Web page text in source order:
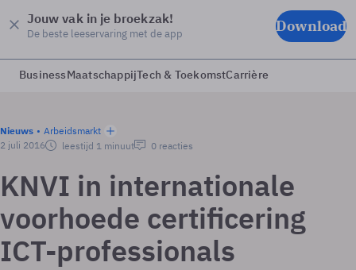
Jouw vak in je broekzak!
De beste leeservaring met de app Download
BusinessMaatschappijTech & ToekomstCarrière
Nieuws
Arbeidsmarkt
2 juli 2016
leestijd 1 minuut 0 reacties
KNVI in internationale
voorhoede certificering
ICT-professionals